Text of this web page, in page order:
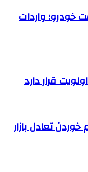
خودرو؛ واردات
قرار دارد
خوردن تعادل بازار